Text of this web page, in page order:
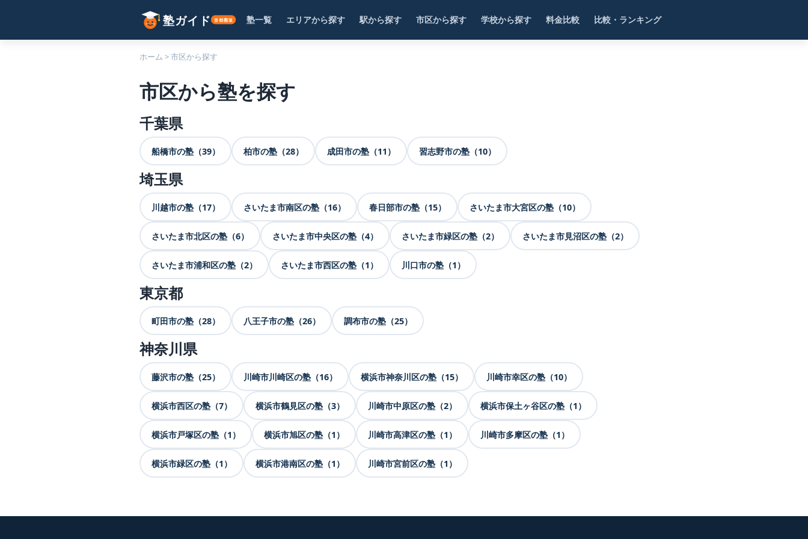
塾一覧 エリアから探す 駅から探す 市区から探す 学校から探す 料金比較 比較・ランキング
ホーム >市区から探す
市区から塾を探す
千葉県
船橋市の塾（39） 柏市の塾（28） 成田市の塾（11） 習志野市の塾（10）
埼玉県
川越市の塾（17） さいたま市南区の塾（16） 春日部市の塾（15） さいたま市大宮区の塾（10）
さいたま市北区の塾（6） さいたま市中央区の塾（4） さいたま市緑区の塾（2） さいたま市見沼区の塾（2）
さいたま市浦和区の塾（2） さいたま市西区の塾（1） 川口市の塾（1）
東京都
町田市の塾（28） 八王子市の塾（26） 調布市の塾（25）
神奈川県
藤沢市の塾（25） 川崎市川崎区の塾（16） 横浜市神奈川区の塾（15） 川崎市幸区の塾（10）
横浜市西区の塾（7） 横浜市鶴見区の塾（3） 川崎市中原区の塾（2） 横浜市保土ヶ谷区の塾（1）
横浜市戸塚区の塾（1） 横浜市旭区の塾（1） 川崎市高津区の塾（1） 川崎市多摩区の塾（1）
横浜市緑区の塾（1） 横浜市港南区の塾（1） 川崎市宮前区の塾（1）